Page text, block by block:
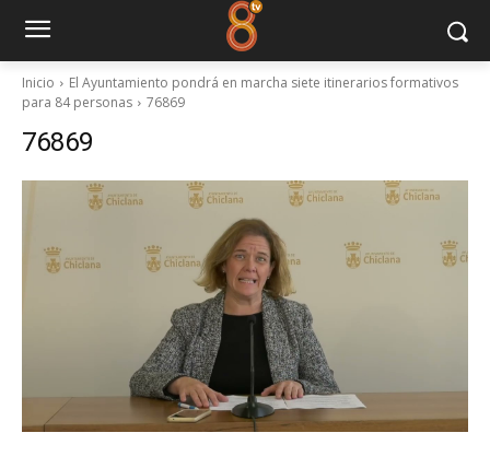
Inicio
El Ayuntamiento pondrá en marcha siete itinerarios formativos
para 84 personas
76869
76869